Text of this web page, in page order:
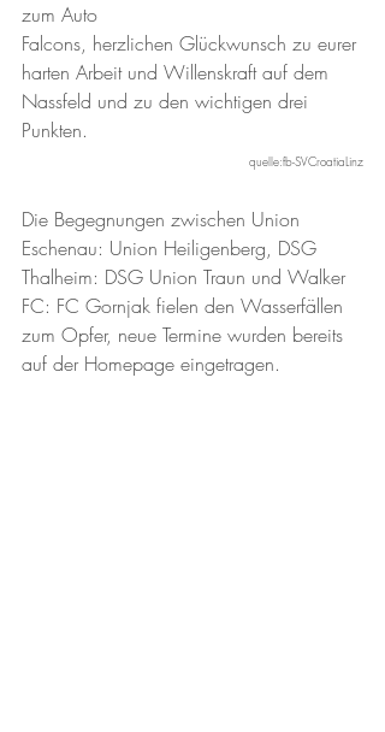
zum Auto
Falcons, herzlichen Glückwunsch zu eurer
harten Arbeit und Willenskraft auf dem
Nassfeld und zu den wichtigen drei
Punkten.
quelle:fb-SVCroatiaLinz
Die Begegnungen zwischen Union
Eschenau: Union Heiligenberg, DSG
Thalheim: DSG Union Traun und Walker
FC: FC Gornjak fielen den Wasserfällen
zum Opfer, neue Termine wurden bereits
auf der Homepage eingetragen.